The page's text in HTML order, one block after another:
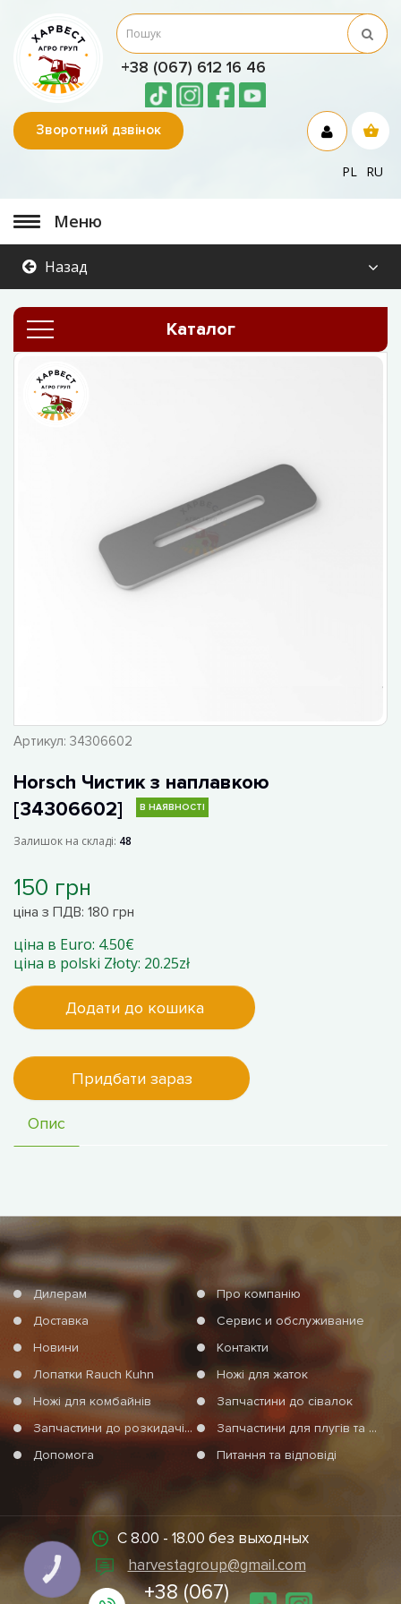
+38 (067) 612 16 46
Зворотний дзвінок
PL RU
Меню
Назад
Каталог
Артикул: 34306602
Horsch Чистик з наплавкою
[34306602]
В НАЯВНОСТІ
Залишок на складі: 48
150 грн
ціна з ПДВ: 180 грн
ціна в Euro: 4.50€
ціна в polski Złoty: 20.25zł
Додати до кошика
Придбати зараз
Опис
Дилерам
Про компанію
Доставка
Сервис и обслуживание
Новини
Контакти
Лопатки Rauch Kuhn
Ножі для жаток
Ножі для комбайнів
Запчастини до сівалок
Запчастини до розкидачів мінеральних добрив
Запчастини для плугів та агротехніки
Допомога
Питання та відповіді
С 8.00 - 18.00 без выходных
harvestagroup@gmail.com
+38 (067)
КНОПКА
СВЯЗИ